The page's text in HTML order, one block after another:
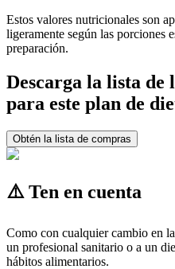
Estos valores nutricionales son
ligeramente según las porciones
preparación.
Descarga la lista
para este plan de
Obtén la lista de compras
⚠️ Ten en cuenta
Como con cualquier cambio en
un profesional sanitario o a un
hábitos alimentarios.